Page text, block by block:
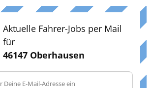
Aktuelle Fahrer-Jobs per Mail
für
46147 Oberhausen